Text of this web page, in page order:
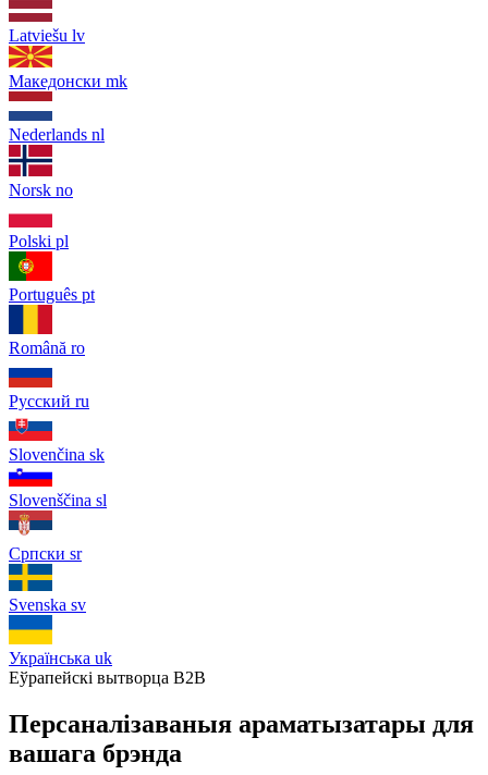
Latviešu lv
Македонски mk
Nederlands nl
Norsk no
Polski pl
Português pt
Română ro
Русский ru
Slovenčina sk
Slovenščina sl
Српски sr
Svenska sv
Українська uk
Еўрапейскі вытворца B2B
Персаналізаваныя араматызатары для
вашага брэнда